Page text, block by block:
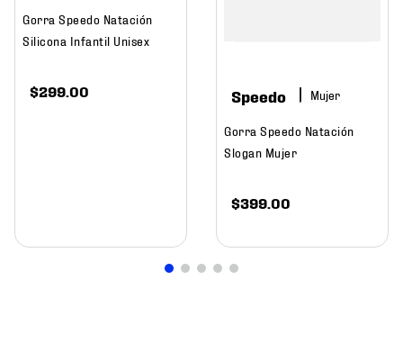
Gorra Speedo Natación
Silicona Infantil Unisex
$299.00 Speedo Mujer
Gorra Speedo Natación
Slogan Mujer
$399.00